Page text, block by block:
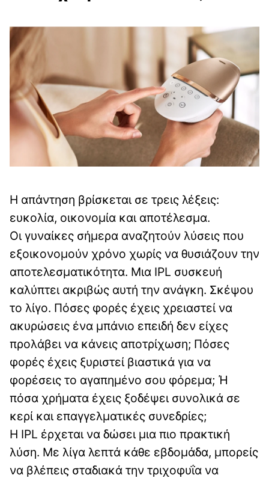
Η απάντηση βρίσκεται σε τρεις λέξεις:
ευκολία, οικονομία και αποτέλεσμα.
Οι γυναίκες σήμερα αναζητούν λύσεις που
εξοικονομούν χρόνο χωρίς να θυσιάζουν την
αποτελεσματικότητα. Μια IPL συσκευή
καλύπτει ακριβώς αυτή την ανάγκη. Σκέψου
το λίγο. Πόσες φορές έχεις χρειαστεί να
ακυρώσεις ένα μπάνιο επειδή δεν είχες
προλάβει να κάνεις αποτρίχωση; Πόσες
φορές έχεις ξυριστεί βιαστικά για να
φορέσεις το αγαπημένο σου φόρεμα; Ή
πόσα χρήματα έχεις ξοδέψει συνολικά σε
κερί και επαγγελματικές συνεδρίες;
Η IPL έρχεται να δώσει μια πιο πρακτική
λύση. Με λίγα λεπτά κάθε εβδομάδα, μπορείς
να βλέπεις σταδιακά την τριχοφυΐα να